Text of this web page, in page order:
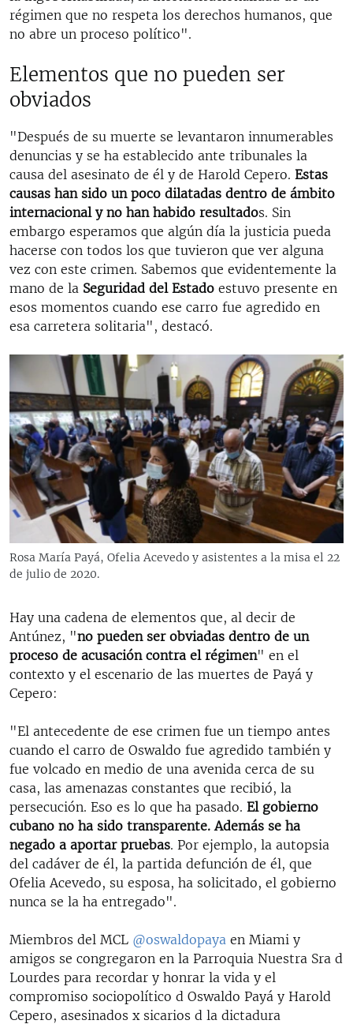
régimen que no respeta los derechos humanos, que
no abre un proceso político".
Elementos que no pueden ser
obviados
"Después de su muerte se levantaron innumerables
denuncias y se ha establecido ante tribunales la
causa del asesinato de él y de Harold Cepero. Estas
causas han sido un poco dilatadas dentro de ámbito
internacional y no han habido resultados. Sin
embargo esperamos que algún día la justicia pueda
hacerse con todos los que tuvieron que ver alguna
vez con este crimen. Sabemos que evidentemente la
mano de la Seguridad del Estado estuvo presente en
esos momentos cuando ese carro fue agredido en
esa carretera solitaria", destacó.
Rosa María Payá, Ofelia Acevedo y asistentes a la misa el 22
de julio de 2020.
Hay una cadena de elementos que, al decir de
Antúnez, "no pueden ser obviadas dentro de un
proceso de acusación contra el régimen" en el
contexto y el escenario de las muertes de Payá y
Cepero:
"El antecedente de ese crimen fue un tiempo antes
cuando el carro de Oswaldo fue agredido también y
fue volcado en medio de una avenida cerca de su
casa, las amenazas constantes que recibió, la
persecución. Eso es lo que ha pasado. El gobierno
cubano no ha sido transparente. Además se ha
negado a aportar pruebas. Por ejemplo, la autopsia
del cadáver de él, la partida defunción de él, que
Ofelia Acevedo, su esposa, ha solicitado, el gobierno
nunca se la ha entregado".
Miembros del MCL @oswaldopaya en Miami y
amigos se congregaron en la Parroquia Nuestra Sra d
Lourdes para recordar y honrar la vida y el
compromiso sociopolítico d Oswaldo Payá y Harold
Cepero, asesinados x sicarios d la dictadura